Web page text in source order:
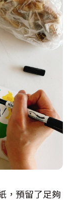
，預留了足夠